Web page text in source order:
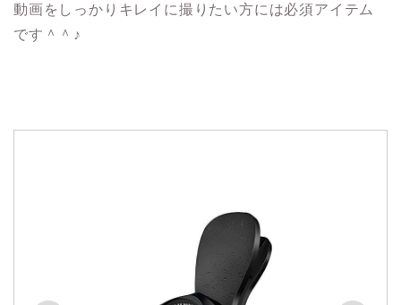
動画をしっかりキレイに撮りたい方には必須アイテム
です＾＾♪